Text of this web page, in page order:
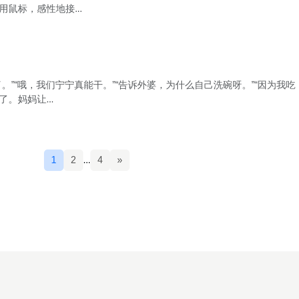
鼠标，感性地接...
”“哦，我们宁宁真能干。”“告诉外婆，为什么自己洗碗呀。”“因为我吃
。妈妈让...
1 2 ... 4 »